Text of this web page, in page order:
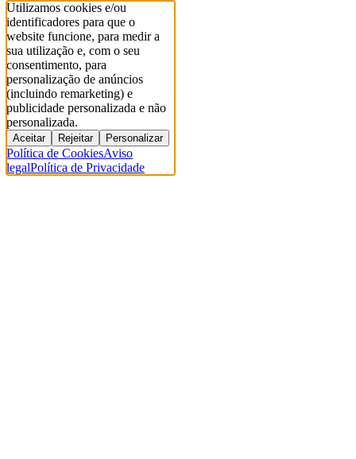
Utilizamos cookies e/ou
identificadores para que o
website funcione, para medir a
sua utilização e, com o seu
consentimento, para
personalização de anúncios
(incluindo remarketing) e
publicidade personalizada e não
personalizada.
Aceitar Rejeitar Personalizar
Política de CookiesAviso
legalPolítica de Privacidade